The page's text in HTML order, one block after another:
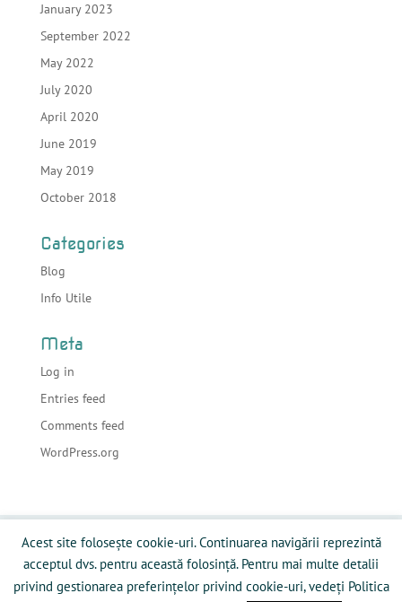
January 2023
September 2022
May 2022
July 2020
April 2020
June 2019
May 2019
October 2018
Categories
Blog
Info Utile
Meta
Log in
Entries feed
Comments feed
WordPress.org
Acasa Despre sonorizari
Echipamente
Preturi
Info Utile Blog
Contact
Galerie Media
Politică privind fişierele cookies
Acest site folosește cookie-uri. Continuarea navigării reprezintă
acceptul dvs. pentru această folosință. Pentru mai multe detalii
privind gestionarea preferințelor privind cookie-uri, vedeți Politica